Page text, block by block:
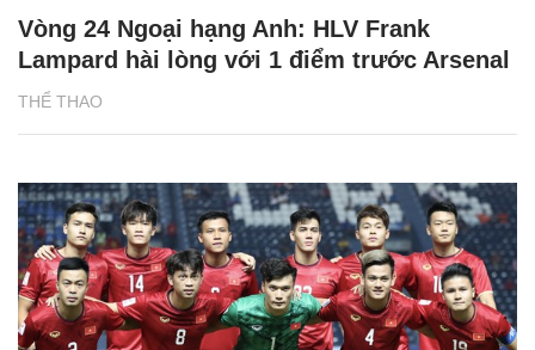
THỂ THAO
Vòng 24 Ngoại hạng Anh: HLV Frank
Lampard hài lòng với 1 điểm trước Arsenal